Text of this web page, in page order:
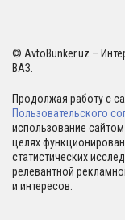
© AvtoBunker.uz –
ВАЗ.
Продолжая работу с
Пользовательского
использование
целях
статистических
релевантной
и интересов.